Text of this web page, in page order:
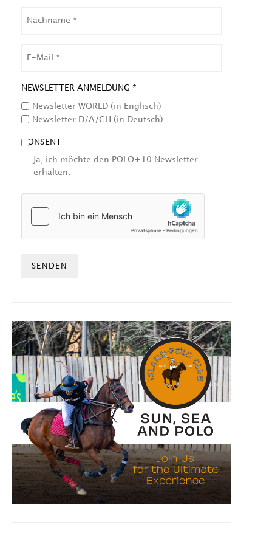
NEWSLETTER ANMELDUNG *
Newsletter WORLD (in Englisch)
Newsletter D/A/CH (in Deutsch)
CONSENT
Ja, ich möchte den POLO+10 Newsletter
erhalten.